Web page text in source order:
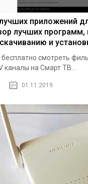
приложений
лучших программ,
и
бесплатно смотреть
каналы на Смарт ТВ...
01.11.2019